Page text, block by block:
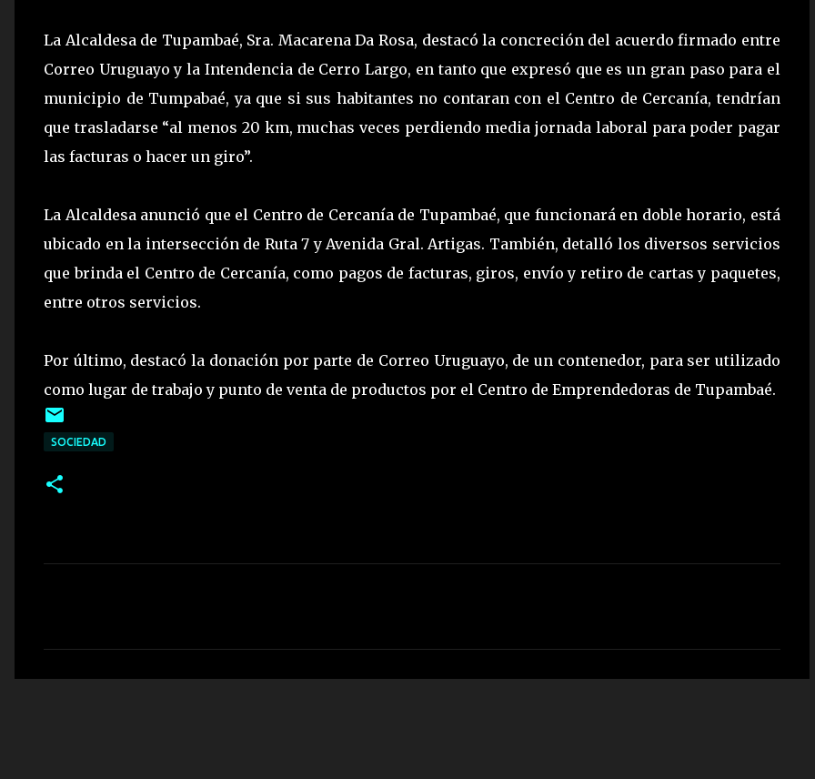
La Alcaldesa de Tupambaé, Sra. Macarena Da Rosa, destacó la concreción del acuerdo firmado entre
Correo Uruguayo y la Intendencia de Cerro Largo, en tanto que expresó que es un gran paso para el
municipio de Tumpabaé, ya que si sus habitantes no contaran con el Centro de Cercanía, tendrían
que trasladarse “al menos 20 km, muchas veces perdiendo media jornada laboral para poder pagar
las facturas o hacer un giro”.
La Alcaldesa anunció que el Centro de Cercanía de Tupambaé, que funcionará en doble horario, está
ubicado en la intersección de Ruta 7 y Avenida Gral. Artigas. También, detalló los diversos servicios
que brinda el Centro de Cercanía, como pagos de facturas, giros, envío y retiro de cartas y paquetes,
entre otros servicios.
Por último, destacó la donación por parte de Correo Uruguayo, de un contenedor, para ser utilizado
como lugar de trabajo y punto de venta de productos por el Centro de Emprendedoras de Tupambaé.
SOCIEDAD